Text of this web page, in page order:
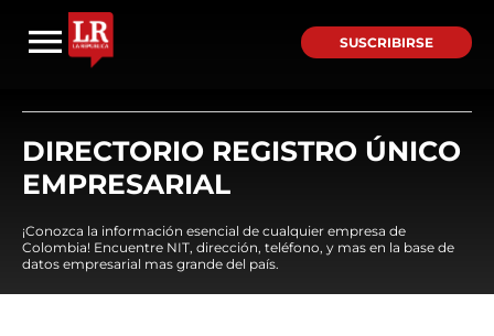
SUSCRIBIRSE
DIRECTORIO REGISTRO ÚNICO
EMPRESARIAL
¡Conozca la información esencial de cualquier empresa de
Colombia! Encuentre NIT, dirección, teléfono, y mas en la base de
datos empresarial mas grande del país.